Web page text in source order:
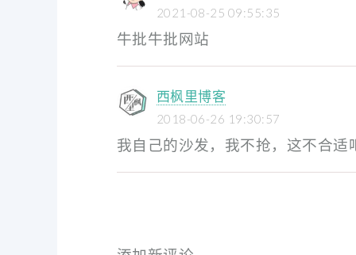
2021-08-25 09:55:35
牛批牛批网站
西枫里博客
2018-06-26 19:30:57
我自己的沙发，我不抢，这不合适